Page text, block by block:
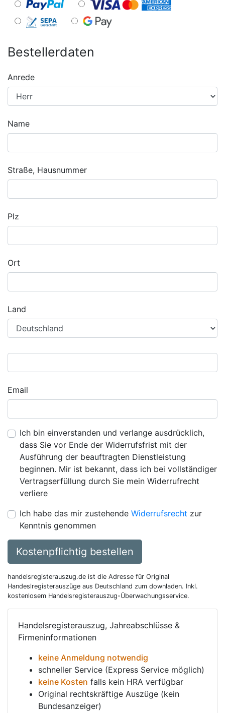
Bestellerdaten
Anrede
Name
Straße, Hausnummer
Plz
Ort
Land
Email
Ich bin einverstanden und verlange ausdrücklich,
dass Sie vor Ende der Widerrufsfrist mit der
Ausführung der beauftragten Dienstleistung
beginnen. Mir ist bekannt, dass ich bei vollständiger
Vertragserfüllung durch Sie mein Widerrufrecht
verliere
Ich habe das mir zustehende Widerrufsrecht zur
Kenntnis genommen
Kostenpflichtig bestellen
handelsregisterauszug.de ist die Adresse für Original
Handeslregisterauszüge aus Deutschland zum downladen. Inkl.
kostenlosem Handelsregisterauszug-Überwachungsservice.
Handelsregisterauszug, Jahreabschlüsse &
Firmeninformationen
keine Anmeldung notwendig
schneller Service (Express Service möglich)
keine Kosten falls kein HRA verfügbar
Original rechtskräftige Auszüge (kein
Bundesanzeiger)